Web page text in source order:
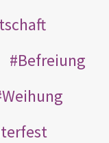
Befreiung
Weihung